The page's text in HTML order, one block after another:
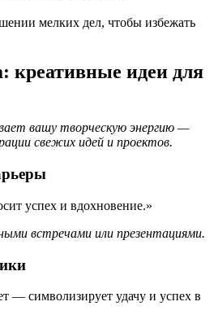
мелких дел, чтобы избежать
креативные идеи для
вашу творческую энергию —
свежих идей и проектов.
успех и вдохновение.»
встречами или презентациями.
— символизирует удачу и успех в